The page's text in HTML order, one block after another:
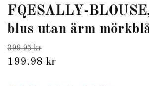
FQESALLY-
blus utan ärm
399.95 kr
199.98 kr